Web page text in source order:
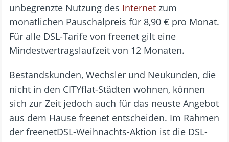
unbegrenzte Nutzung des Internet zum
monatlichen Pauschalpreis für 8,90 € pro Monat.
Für alle DSL-Tarife von freenet gilt eine
Mindestvertragslaufzeit von 12 Monaten.
Bestandskunden, Wechsler und Neukunden, die
nicht in den CITYflat-Städten wohnen, können
sich zur Zeit jedoch auch für das neuste Angebot
aus dem Hause freenet entscheiden. Im Rahmen
der freenetDSL-Weihnachts-Aktion ist die DSL-